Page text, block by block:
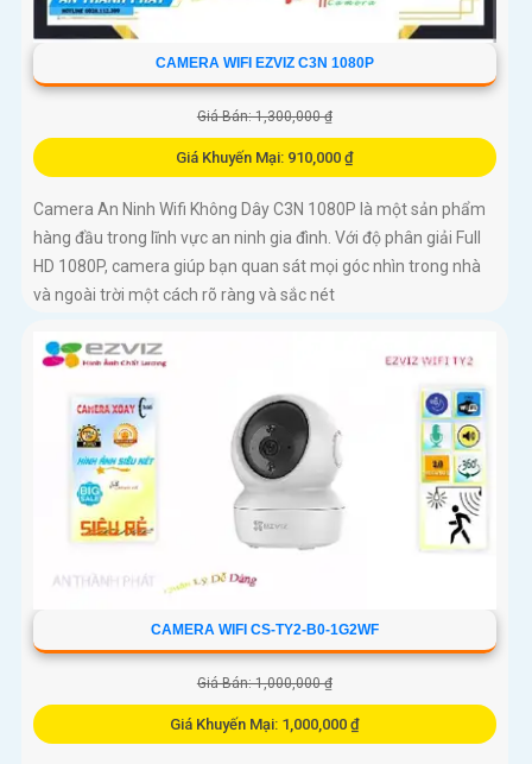
CAMERA WIFI EZVIZ C3N 1080P
Giá Bán: 1,300,000 ₫
Giá Khuyến Mại: 910,000 ₫
Camera An Ninh Wifi Không Dây C3N 1080P là một sản phẩm
hàng đầu trong lĩnh vực an ninh gia đình. Với độ phân giải Full
HD 1080P, camera giúp bạn quan sát mọi góc nhìn trong nhà
và ngoài trời một cách rõ ràng và sắc nét
CAMERA WIFI CS-TY2-B0-1G2WF
Giá Bán: 1,000,000 ₫
Giá Khuyến Mại: 1,000,000 ₫